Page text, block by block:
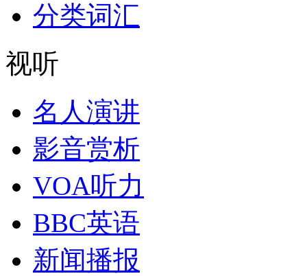
分类词汇
视听
名人演讲
影音赏析
VOA听力
BBC英语
新闻播报